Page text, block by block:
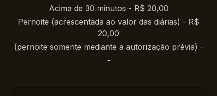
Acima de 30 minutos - R$ 20,00
Pernoite (acrescentada ao valor das diárias) - R$
20,00
(pernoite somente mediante a autorização prévia) -
-